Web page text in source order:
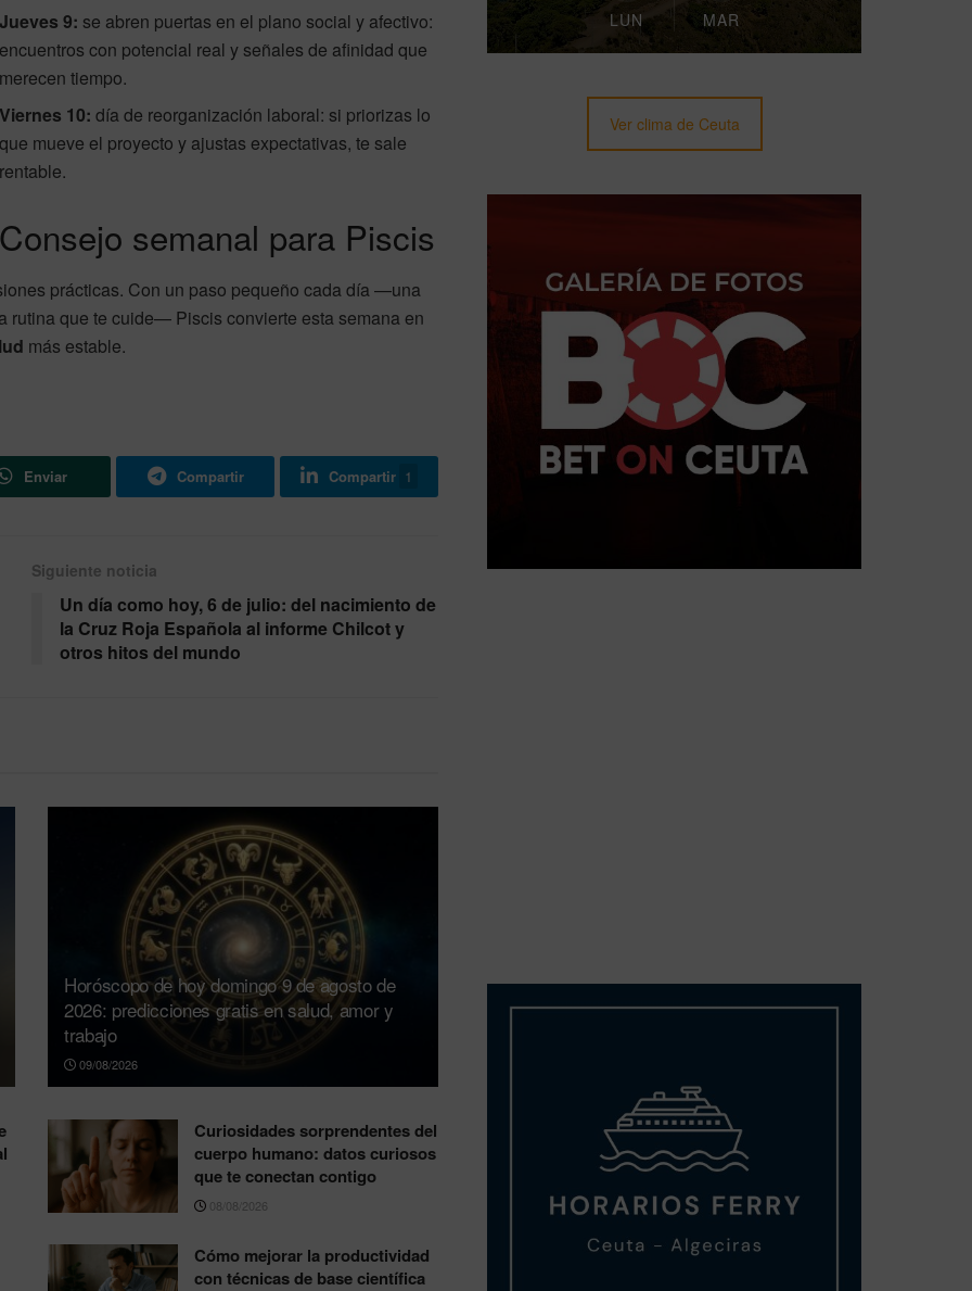
Jueves 9: se abren puertas en el plano social y afectivo:
encuentros con potencial real y señales de afinidad que
merecen tiempo.
Viernes 10: día de reorganización laboral: si priorizas lo
que mueve el proyecto y ajustas expectativas, te sale
rentable.
Consejo semanal para Piscis
prácticas. Con un paso pequeño cada día —una
rutina que te cuide— Piscis convierte esta semana en
más estable.
Enviar Compartir Compartir 1
Siguiente noticia
Un día como hoy, 6 de julio: del nacimiento de
la Cruz Roja Española al informe Chilcot y
otros hitos del mundo
Horóscopo de hoy domingo 9 de agosto de
2026: predicciones gratis en salud, amor y
trabajo
09/08/2026
Curiosidades sorprendentes del
cuerpo humano: datos curiosos
que te conectan contigo
08/08/2026
Cómo mejorar la productividad
con técnicas de base científica
LUN MAR
Ver clima de Ceuta